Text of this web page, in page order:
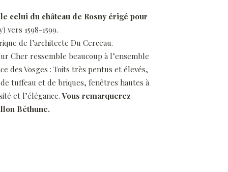
celui du château de Rosny érigé pour
vers 1598-1599.
de l’architecte Du Cerceau.
Cher ressemble beaucoup à l’ensemble
des Vosges : Toits très pentus et élevés,
tuffeau et de briques, fenêtres hautes à
et l’élégance.Vous remarquerez
Béthune.